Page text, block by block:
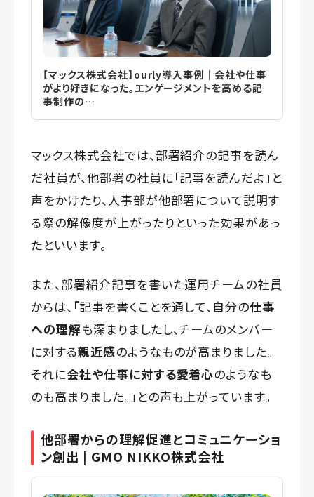
【マックス株式会社】ourly導入事例｜会社や仕事
がより好きになった。エンゲージメントを高める記
事制作の…
マックス株式会社では、部署紹介の記事を読ん
だ社員が、他部署の社員に「記事を読んだよ」と
声をかけたり、人事部が他部署について説明す
る際の解像度が上がったりといった効果があっ
たといいます。
また、部署紹介記事を書いた運用チームの社員
からは、 「記事を書くことを通して、自分の仕事
への理解も深まりましたし、チームのメンバー
に対する親近感のようなものが高まりました。
それに会社や仕事に対する愛着心のようなも
のも高まりました。」との声も上がっています。
他部署からの理解促進とコミュニケーショ
ン創出 | GMO NIKKO株式会社